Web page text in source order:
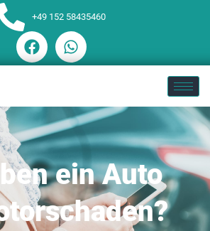
+49 152 58435460
ein Auto